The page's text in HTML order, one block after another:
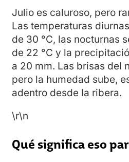
Julio es caluroso, pero
Las temperaturas
de 30 °C, las nocturnas
de 22 °C y la
a 20 mm. Las brisas del
pero la humedad sube,
adentro desde la ribera.
\r\n
Qué significa eso